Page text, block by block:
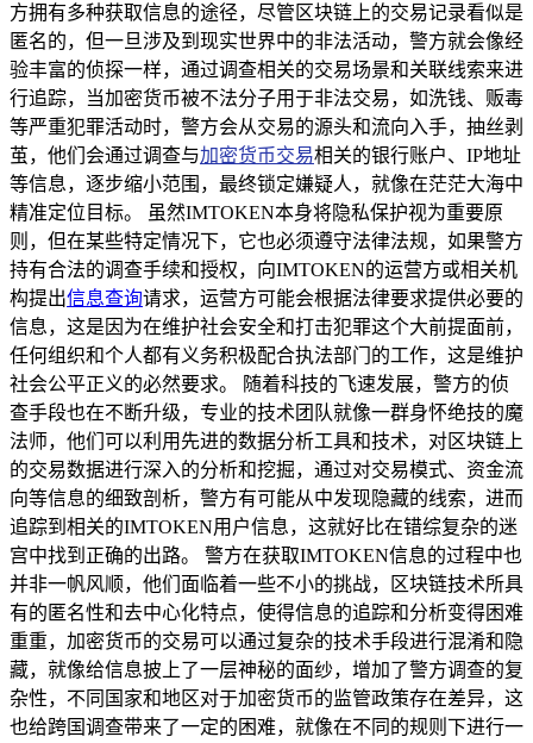
方拥有多种获取信息的途径，尽管区块链上的交易记录看似是
匿名的，但一旦涉及到现实世界中的非法活动，警方就会像经
验丰富的侦探一样，通过调查相关的交易场景和关联线索来进
行追踪，当加密货币被不法分子用于非法交易，如洗钱、贩毒
等严重犯罪活动时，警方会从交易的源头和流向入手，抽丝剥
茧，他们会通过调查与加密货币交易相关的银行账户、IP地址
等信息，逐步缩小范围，最终锁定嫌疑人，就像在茫茫大海中
精准定位目标。 虽然IMTOKEN本身将隐私保护视为重要原
则，但在某些特定情况下，它也必须遵守法律法规，如果警方
持有合法的调查手续和授权，向IMTOKEN的运营方或相关机
构提出信息查询请求，运营方可能会根据法律要求提供必要的
信息，这是因为在维护社会安全和打击犯罪这个大前提面前，
任何组织和个人都有义务积极配合执法部门的工作，这是维护
社会公平正义的必然要求。 随着科技的飞速发展，警方的侦
查手段也在不断升级，专业的技术团队就像一群身怀绝技的魔
法师，他们可以利用先进的数据分析工具和技术，对区块链上
的交易数据进行深入的分析和挖掘，通过对交易模式、资金流
向等信息的细致剖析，警方有可能从中发现隐藏的线索，进而
追踪到相关的IMTOKEN用户信息，这就好比在错综复杂的迷
宫中找到正确的出路。 警方在获取IMTOKEN信息的过程中也
并非一帆风顺，他们面临着一些不小的挑战，区块链技术所具
有的匿名性和去中心化特点，使得信息的追踪和分析变得困难
重重，加密货币的交易可以通过复杂的技术手段进行混淆和隐
藏，就像给信息披上了一层神秘的面纱，增加了警方调查的复
杂性，不同国家和地区对于加密货币的监管政策存在差异，这
也给跨国调查带来了一定的困难，就像在不同的规则下进行一